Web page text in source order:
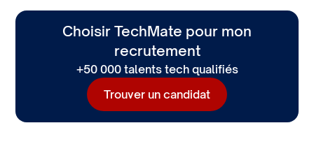
accompagne jusqu’au bout.
Choisir TechMate pour mon
recrutement
+50 000 talents tech qualifiés
Trouver un candidat